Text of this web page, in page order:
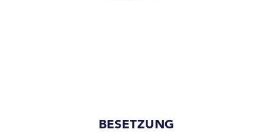
BESETZUNG